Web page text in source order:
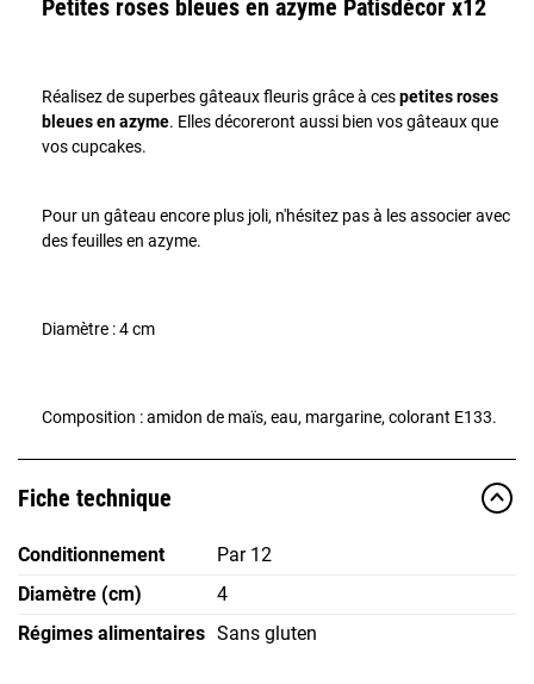
Petites roses bleues en azyme Patisdécor x12
Réalisez de superbes gâteaux fleuris grâce à cespetites roses
bleues en azyme. Elles décoreront aussi bien vos gâteaux que
vos cupcakes.
Pour un gâteau encore plus joli, n'hésitez pas à les associer avec
des feuilles en azyme.
Diamètre : 4 cm
Composition : amidon de maïs, eau, margarine, colorant E133.
Fiche technique
Conditionnement
Par 12
Diamètre (cm)
4
Régimes alimentaires Sans gluten